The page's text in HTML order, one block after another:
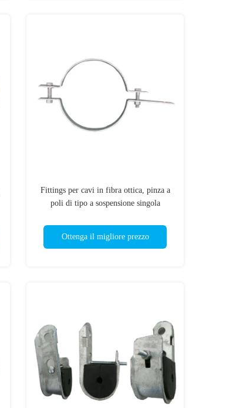
Fittings per cavi in fibra ottica, pinza a
poli di tipo a sospensione singola
Ottenga il migliore prezzo